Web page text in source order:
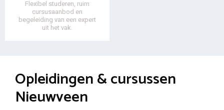
Flexibel studeren, ruim
cursusaanbod en
begeleiding van een expert
uit het vak.
Opleidingen & cursussen
Nieuwveen